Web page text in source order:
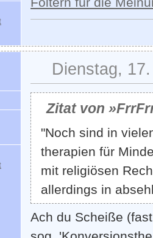
Dienstag,
Zitat von
"Noch sind in
therapien für
mit religiösen
allerdings in
Ach du Scheiße